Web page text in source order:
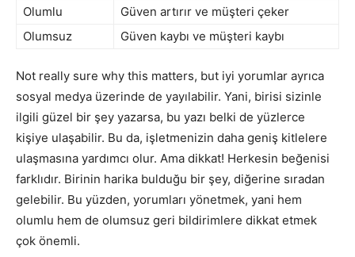
Olumlu
Güven artırır ve müşteri çeker
Olumsuz
Güven kaybı ve müşteri kaybı
Not really sure why this matters, but iyi yorumlar ayrıca
sosyal medya üzerinde de yayılabilir. Yani, birisi sizinle
ilgili güzel bir şey yazarsa, bu yazı belki de yüzlerce
kişiye ulaşabilir. Bu da, işletmenizin daha geniş kitlelere
ulaşmasına yardımcı olur. Ama dikkat! Herkesin beğenisi
farklıdır. Birinin harika bulduğu bir şey, diğerine sıradan
gelebilir. Bu yüzden, yorumları yönetmek, yani hem
olumlu hem de olumsuz geri bildirimlere dikkat etmek
çok önemli.